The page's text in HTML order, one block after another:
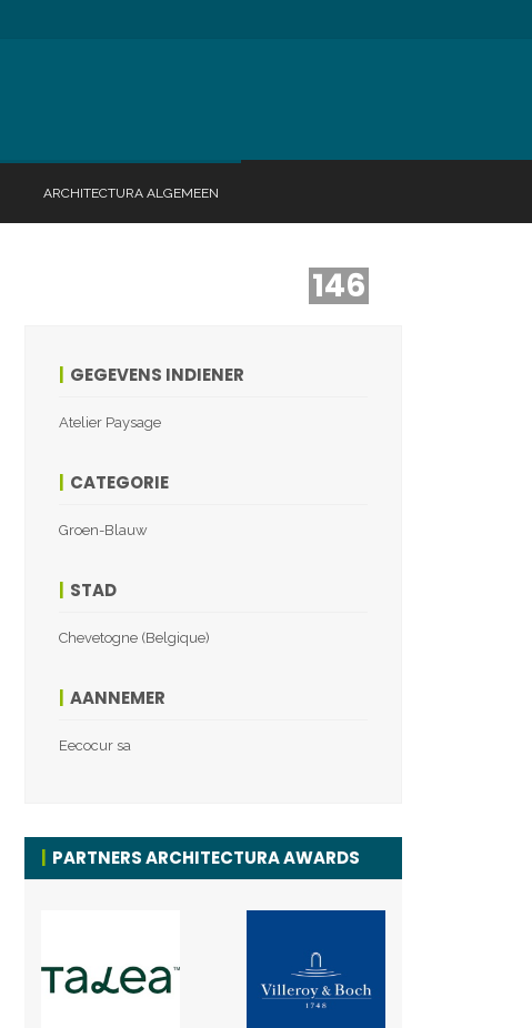
ARCHITECTURA ALGEMEEN
146
GEGEVENS INDIENER
Atelier Paysage
CATEGORIE
Groen-Blauw
STAD
Chevetogne (Belgique)
AANNEMER
Eecocur sa
PARTNERS ARCHITECTURA AWARDS